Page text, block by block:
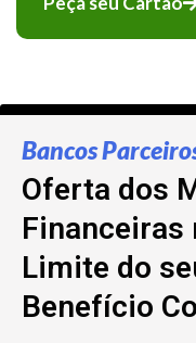
Bancos
Oferta dos
Financeiras
Limite do
Benefício